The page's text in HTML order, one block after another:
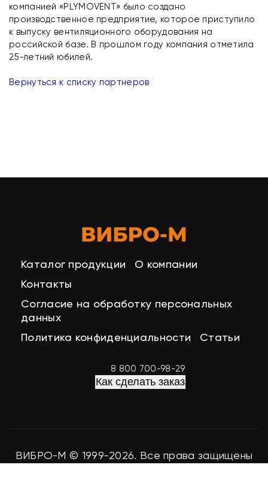
компанией «PLYMOVENT» было создано
производственное предприятие, которое приступило
к выпуску вентиляционного оборудования на
российской базе. В прошлом году компания отметила
25-летний юбилей.
Вернуться к списку партнеров
Каталог продукции
О компании
Контакты
Согласие на обработку персональных
данных
Политика конфиденциальности
Статьи
8 800 700-98-29
Как сделать заказ
ВИБРО-М © 1999-2026. Все права защищены